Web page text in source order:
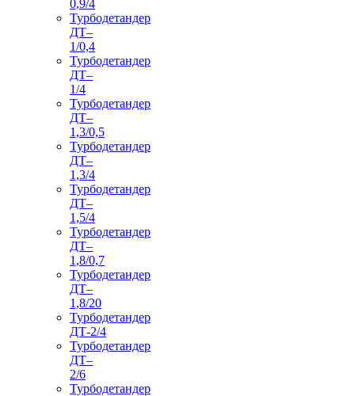
0,9/4
Турбодетандер
ДТ–
1/0,4
Турбодетандер
ДТ–
1/4
Турбодетандер
ДТ–
1,3/0,5
Турбодетандер
ДТ–
1,3/4
Турбодетандер
ДТ–
1,5/4
Турбодетандер
ДТ–
1,8/0,7
Турбодетандер
ДТ–
1,8/20
Турбодетандер
ДТ-2/4
Турбодетандер
ДТ–
2/6
Турбодетандер